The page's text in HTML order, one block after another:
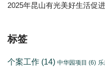
2025年昆山有光美好生活促
标签
个案工作 (14) 中华园项目 (6)